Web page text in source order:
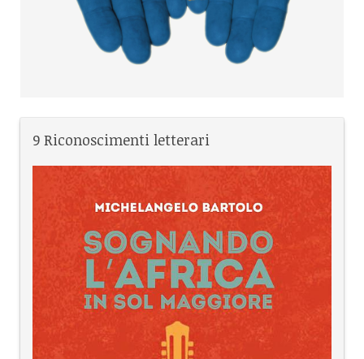
9 Riconoscimenti letterari